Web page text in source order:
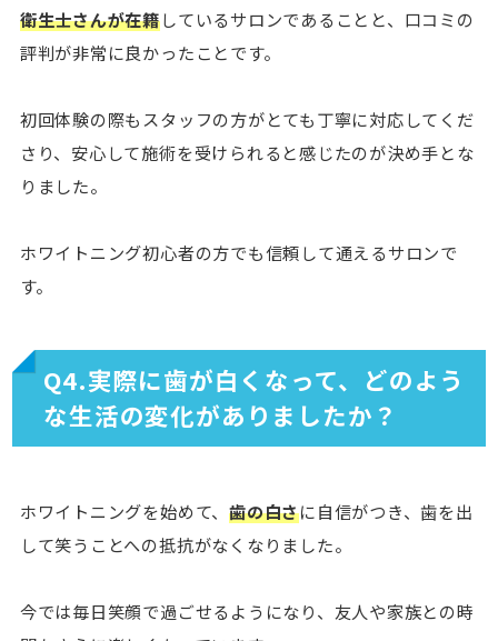
衛生士さんが在籍しているサロンであることと、口コミの
評判が非常に良かったことです。
初回体験の際もスタッフの方がとても丁寧に対応してくだ
さり、安心して施術を受けられると感じたのが決め手とな
りました。
ホワイトニング初心者の方でも信頼して通えるサロンで
す。
Q4.実際に歯が白くなって、どのよう
な生活の変化がありましたか？
ホワイトニングを始めて、歯の白さに自信がつき、歯を出
して笑うことへの抵抗がなくなりました。
今では毎日笑顔で過ごせるようになり、友人や家族との時